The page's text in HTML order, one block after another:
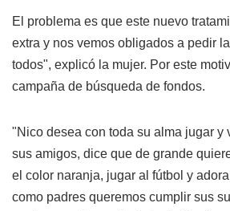
El problema es que este nuevo
extra y nos vemos obligados a pedir
todos", explicó la mujer. Por este
campaña de búsqueda de fondos.
"Nico desea con toda su alma jugar y
sus amigos, dice que de grande
el color naranja, jugar al fútbol y
como padres queremos cumplir sus